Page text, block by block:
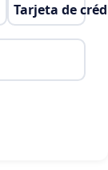
Tarjeta de